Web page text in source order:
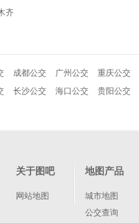
齐
成都公交 广州公交 重庆公交
长沙公交 海口公交 贵阳公交
关于图吧
网站地图
地图产品
城市地图
公交查询